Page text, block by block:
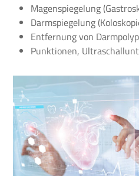
Magenspiegelung
Darmspiegelung
Entfernung von
Punktionen,